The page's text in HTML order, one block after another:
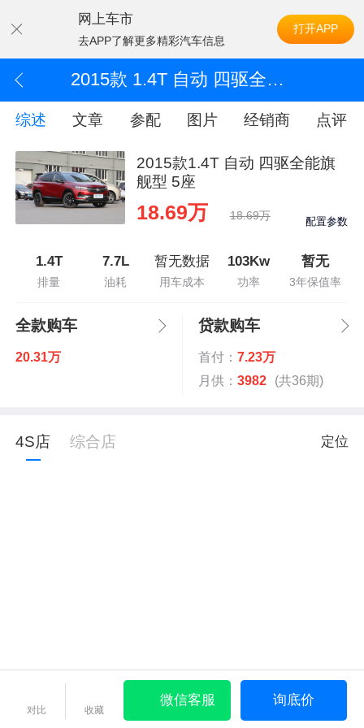
网上车市
去APP了解更多精彩汽车信息
打开APP
2015款 1.4T 自动 四驱全能旗舰型 5座
综述 文章 参配 图片 经销商 点评
2015款1.4T 自动 四驱全能旗
舰型 5座
18.69万 18.69万 配置参数
1.4T
排量
7.7L
油耗
暂无数据
用车成本
103Kw
功率
暂无
3年保值率
全款购车
20.31万
贷款购车
首付： 7.23万
月供： 3982 (共36期)
4S店 综合店 定位
对比 收藏
微信客服 询底价